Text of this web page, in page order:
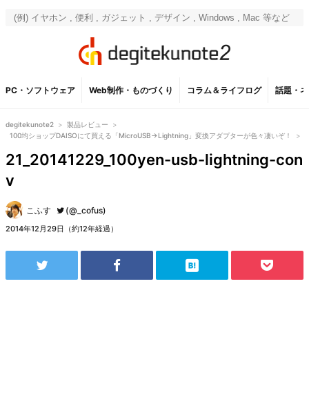
PC・ソフトウェア Web制作・ものづくり コラム＆ライフログ 話題・
degitekunote2 > 製品レビュー
>
100均ショップDAISOにて買える「MicroUSB→Lightning」変換アダプターが色々凄いぞ！
>
21_20141229_100yen-usb-lightning-con
v
こふす (@_cofus)
2014年12月29日（約12年経過）